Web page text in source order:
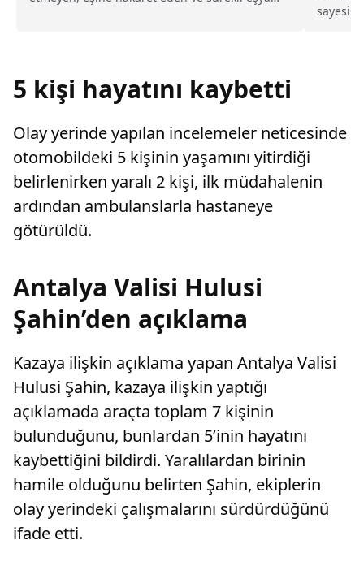
tanı ve
almak"
5 kişi hayatını kaybetti
Olay yerinde yapılan incelemeler neticesinde
otomobildeki 5 kişinin yaşamını yitirdiği
belirlenirken yaralı 2 kişi, ilk müdahalenin
ardından ambulanslarla hastaneye
götürüldü.
Antalya Valisi Hulusi
Şahin’den açıklama
Kazaya ilişkin açıklama yapan Antalya Valisi
Hulusi Şahin, kazaya ilişkin yaptığı
açıklamada araçta toplam 7 kişinin
bulunduğunu, bunlardan 5’inin hayatını
kaybettiğini bildirdi. Yaralılardan birinin
hamile olduğunu belirten Şahin, ekiplerin
olay yerindeki çalışmalarını sürdürdüğünü
ifade etti.